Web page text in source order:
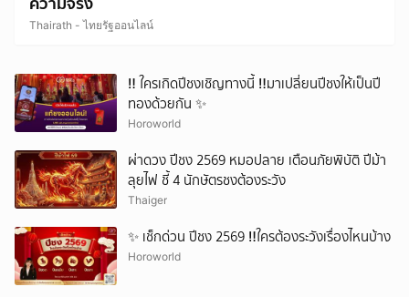
Thairath - ไทยรัฐออนไลน์
‼ ใครเกิดปีชงเชิญทางนี้ ‼มาเปลี่ยนปีชงให้เป็นปี
ทองด้วยกัน ✨
Horoworld
ผ่าดวง ปีชง 2569 หมอปลาย เตือนภัยพิบัติ ปีม้า
ลุยไฟ ชี้ 4 นักษัตรชงต้องระวัง
Thaiger
✨ เช็กด่วน ปีชง 2569 ‼ใครต้องระวังเรื่องไหนบ้าง
Horoworld